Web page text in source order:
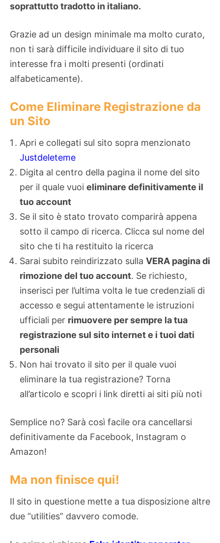
soprattutto tradotto in italiano.
Grazie ad un design minimale ma molto curato,
non ti sarà difficile individuare il sito di tuo
interesse fra i molti presenti (ordinati
alfabeticamente).
Come Eliminare Registrazione da
un Sito
Apri e collegati sul sito sopra menzionato
Justdeleteme
Digita al centro della pagina il nome del sito
per il quale vuoi eliminare definitivamente il
tuo account
Se il sito è stato trovato comparirà appena
sotto il campo di ricerca. Clicca sul nome del
sito che ti ha restituito la ricerca
Sarai subito reindirizzato sulla VERA pagina di
rimozione del tuo account. Se richiesto,
inserisci per l’ultima volta le tue credenziali di
accesso e segui attentamente le istruzioni
ufficiali per rimuovere per sempre la tua
registrazione sul sito internet e i tuoi dati
personali
Non hai trovato il sito per il quale vuoi
eliminare la tua registrazione? Torna
all’articolo e scopri i link diretti ai siti più noti
Semplice no? Sarà così facile ora cancellarsi
definitivamente da Facebook, Instagram o
Amazon!
Ma non finisce qui!
Il sito in questione mette a tua disposizione altre
due “utilities” davvero comode.